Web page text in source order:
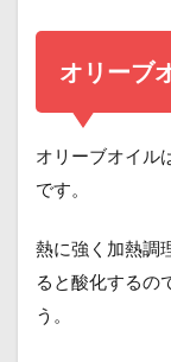
オリーブ
オリーブオイル
です。
熱に強く加熱調
ると酸化するの
う。